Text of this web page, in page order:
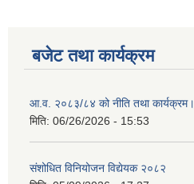
बजेट तथा कार्यक्रम
आ.व. २०८३/८४ को नीति तथा कार्यक्रम।
मिति: 06/26/2026 - 15:53
संशोधित विनियोजन विद्येयक २०८२